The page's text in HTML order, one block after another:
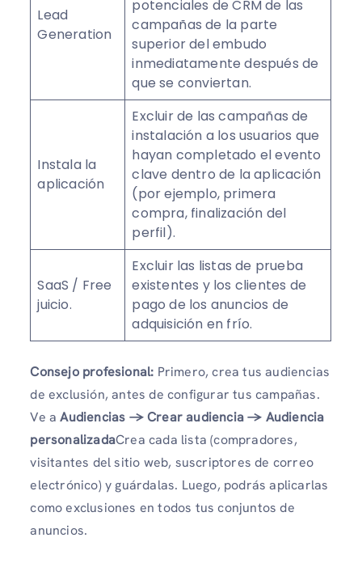
Lead
Generation
potenciales de CRM de las
campañas de la parte
superior del embudo
inmediatamente después de
que se conviertan.
Instala la
aplicación
Excluir de las campañas de
instalación a los usuarios que
hayan completado el evento
clave dentro de la aplicación
(por ejemplo, primera
compra, finalización del
perfil).
SaaS / Free
juicio.
Excluir las listas de prueba
existentes y los clientes de
pago de los anuncios de
adquisición en frío.
Consejo profesional: Primero, crea tus audiencias
de exclusión, antes de configurar tus campañas.
Ve aAudiencias → Crear audiencia → Audiencia
personalizadaCrea cada lista (compradores,
visitantes del sitio web, suscriptores de correo
electrónico) y guárdalas. Luego, podrás aplicarlas
como exclusiones en todos tus conjuntos de
anuncios.